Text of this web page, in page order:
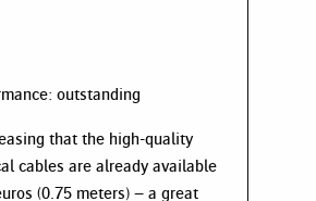
outstanding
that the high-quality
cables are already available
(0.75 meters) – a great